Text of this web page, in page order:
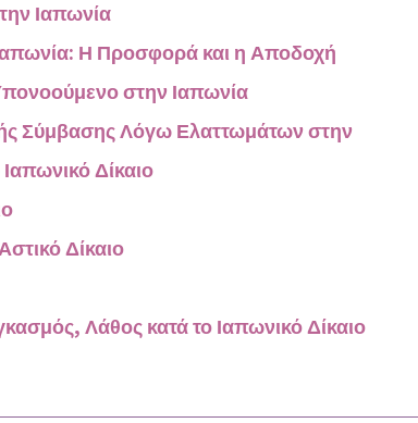
Ιαπωνία
Η Προσφορά και η Αποδοχή
στην Ιαπωνία
Σύμβασης Λόγω Ελαττωμάτων στην
Δίκαιο
Δίκαιο
Λάθος κατά το Ιαπωνικό Δίκαιο